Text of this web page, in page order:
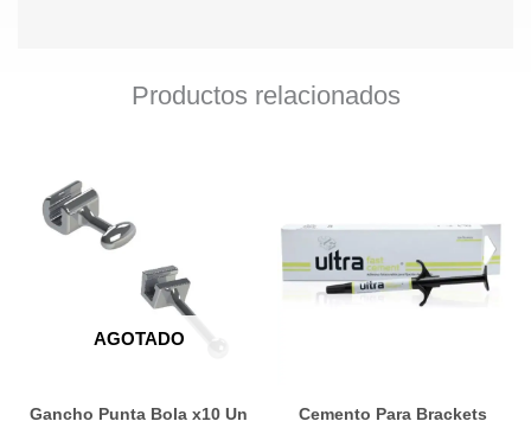
Productos relacionados
AGOTADO
Gancho Punta Bola x10 Un
Cemento Para Brackets